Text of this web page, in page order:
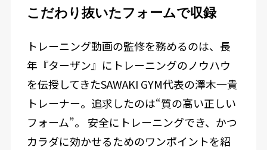
こだわり抜いたフォームで収録
トレーニング動画の監修を務めるのは、長
年『ターザン』にトレーニングのノウハウ
を伝授してきたSAWAKI GYM代表の澤木一貴
トレーナー。追求したのは“質の高い正しい
フォーム”。 安全にトレーニングでき、かつ
カラダに効かせるためのワンポイントを紹